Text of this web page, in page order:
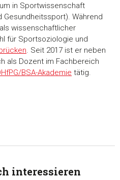
erlauben
in Sportwissenschaft
Gesundheitssport). Während
wissenschaftlicher
für Sportsoziologie und
. Seit 2017 ist er neben
als Dozent im Fachbereich
BSA-Akademie tätig.
interessieren